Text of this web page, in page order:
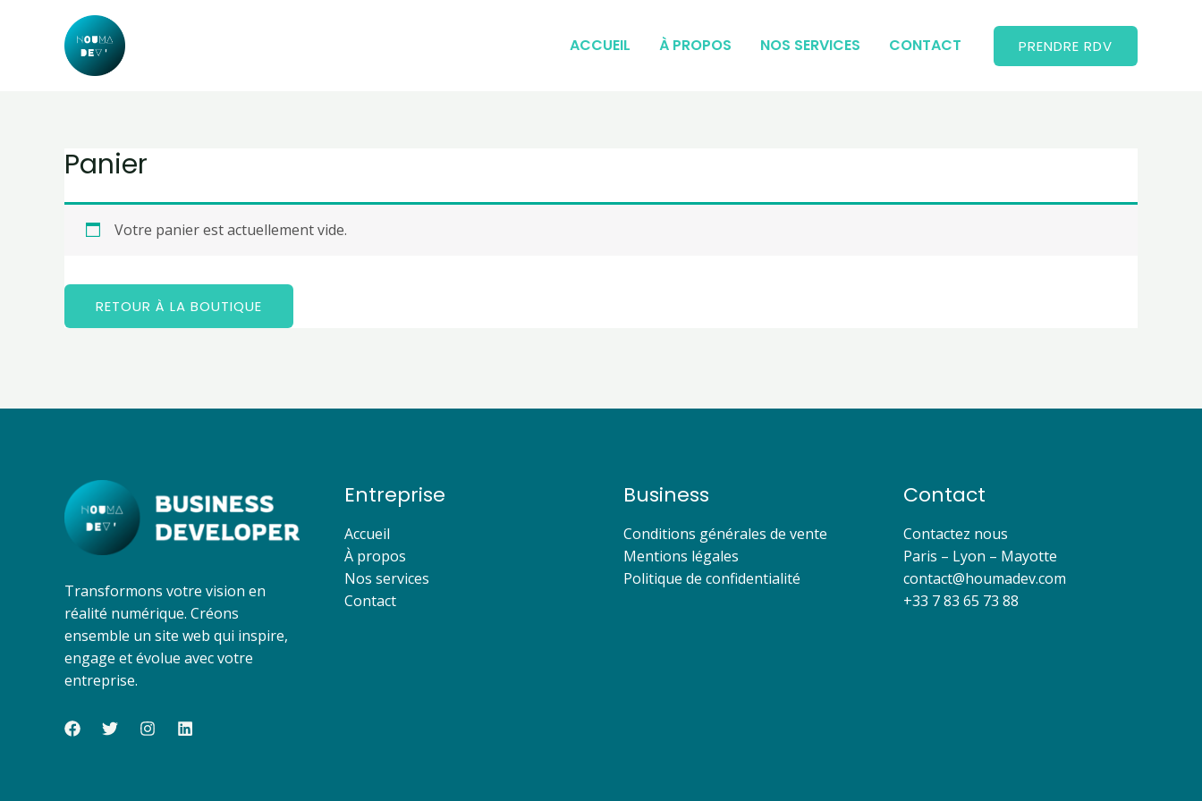
ACCUEIL À PROPOS NOS SERVICES CONTACT PRENDRE RDV
Panier
Votre panier est actuellement vide.
RETOUR À LA BOUTIQUE
Transformons votre vision en
réalité numérique. Créons
ensemble un site web qui inspire,
engage et évolue avec votre
entreprise.
Entreprise
Accueil
À propos
Nos services
Contact
Business
Conditions générales de vente
Mentions légales
Politique de confidentialité
Contact
Contactez nous
Paris – Lyon – Mayotte
contact@houmadev.com​
+33 7 83 65 73 88